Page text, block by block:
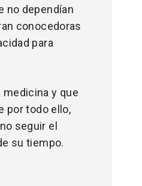
no dependían
conocedoras
para
y que
por todo ello,
seguir el
su tiempo.